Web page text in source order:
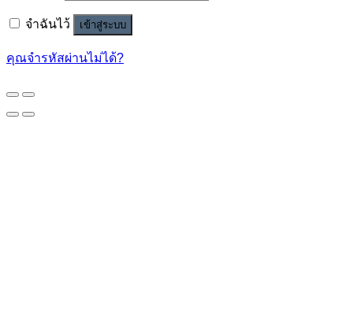
จำฉันไว้ เข้าสู่ระบบ
คุณจำรหัสผ่านไม่ได้?